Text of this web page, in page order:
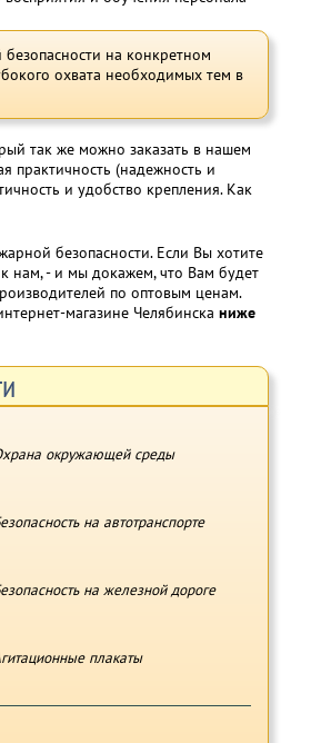
на конкретном
охвата необходимых тем в
так же можно заказать в нашем
практичность (надежность и
и удобство крепления. Как
безопасности. Если Вы хотите
нам, - и мы докажем, что Вам будет
по оптовым ценам.
магазине Челябинска ниже
окружающей среды
на автотранспорте
на железной дороге
плакаты